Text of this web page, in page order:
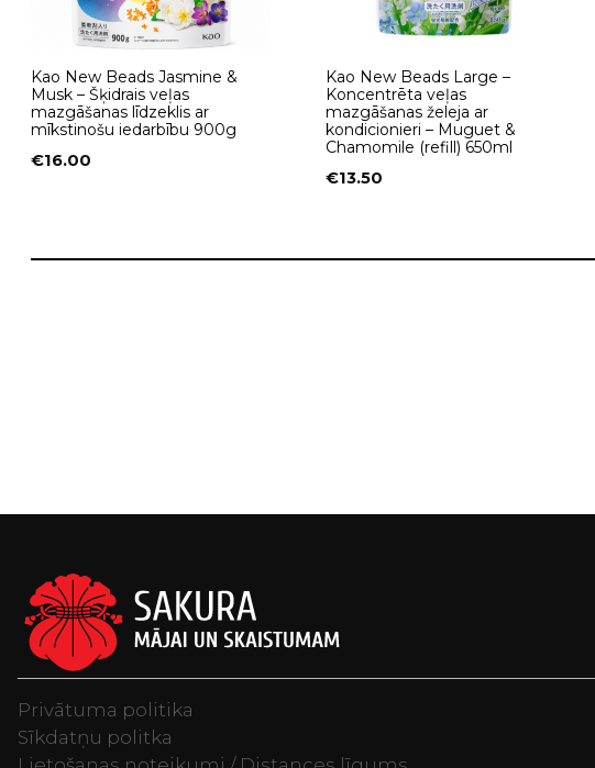
Kao New Beads Jasmine &
Musk – Šķidrais veļas
mazgāšanas līdzeklis ar
mīkstinošu iedarbību 900g
€16.00
Kao New Beads Large –
Koncentrēta veļas
mazgāšanas želeja ar
kondicionieri – Muguet &
Chamomile (refill) 650ml
€13.50
Privātuma politika
Sīkdatņu politka